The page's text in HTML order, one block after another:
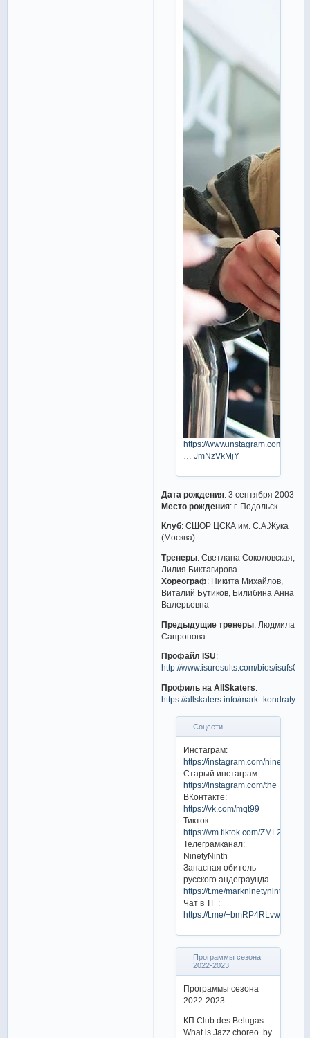
https://www.instagram.com/p/
… JmNzVkMjY=
Дата рождения: 3 сентября 2003
Место рождения: г. Подольск
Клуб: СШОР ЦСКА им. С.А.Жука
(Москва)
Тренеры: Светлана Соколовская,
Лилия Биктагирова
Хореограф: Никита Михайлов,
Виталий Бутиков, Билибина Анна
Валерьевна
Предыдущие тренеры: Людмила
Сапронова
Профайл ISU:
http://www.isuresults.com/bios/
Профиль на AllSkaters:
https://allskaters.info/mark_kondratyuk/
Соцсети
Инстаграм:
https://instagram.com/ninety.ninth
Старый инстаграм:
https://instagram.com/
ВКонтакте:
https://vk.com/mqt99
Тикток:
https://vm.tiktok.com/ZML2KjCYm/
Телеграмканал:
NinetyNinth
Запасная обитель
русского андеграунда
https://t.me/markninetyninth
Чат в ТГ :
https://t.me/
Программы сезона
2022-2023
Программы сезона
2022-2023
КП Club des Belugas -
What is Jazz choreo. by